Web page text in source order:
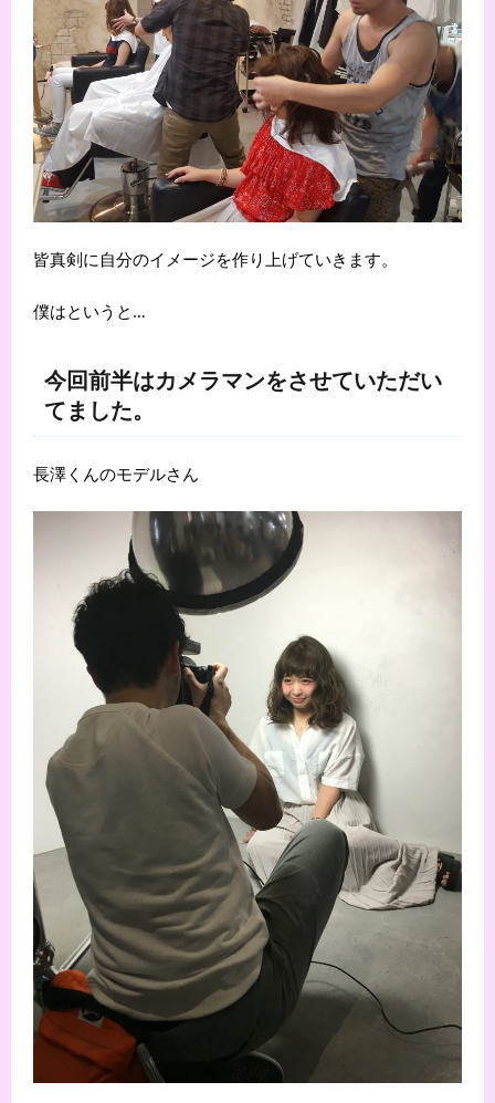
皆真剣に自分のイメージを作り上げていきます。
僕はというと…
今回前半はカメラマンをさせていただい
てました。
長澤くんのモデルさん